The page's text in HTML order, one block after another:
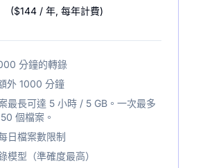
($144 / 年, 每年計費)
分鐘的轉錄
外 1000 分鐘
最長可達 5 小時 / 5 GB。一次最多
個檔案。
日檔案數限制
模型（準確度最高）